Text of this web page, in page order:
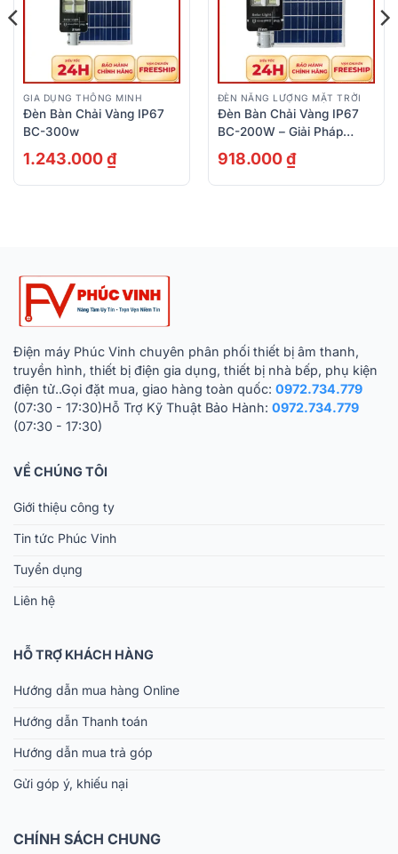
GIA DỤNG THÔNG MINH
Đèn Bàn Chải Vàng IP67
BC-300w
1.243.000₫
ĐÈN NĂNG LƯỢNG MẶT TRỜI
Đèn Bàn Chải Vàng IP67
BC-200W – Giải Pháp
Chiếu Sáng Ngoài Trời Siêu
Sáng, Tiết Kiệm Điện Và
Độ Bền Cao
918.000₫
Điện máy Phúc Vinh chuyên phân phối thiết bị âm thanh,
truyền hình, thiết bị điện gia dụng, thiết bị nhà bếp, phụ kiện
điện tử..Gọi đặt mua, giao hàng toàn quốc: 0972.734.779
(07:30 - 17:30)Hỗ Trợ Kỹ Thuật Bảo Hành: 0972.734.779
(07:30 - 17:30)
VỀ CHÚNG TÔI
Giới thiệu công ty
Tin tức Phúc Vinh
Tuyển dụng
Liên hệ
HỖ TRỢ KHÁCH HÀNG
Hướng dẫn mua hàng Online
Hướng dẫn Thanh toán
Hướng dẫn mua trả góp
Gửi góp ý, khiếu nại
CHÍNH SÁCH CHUNG